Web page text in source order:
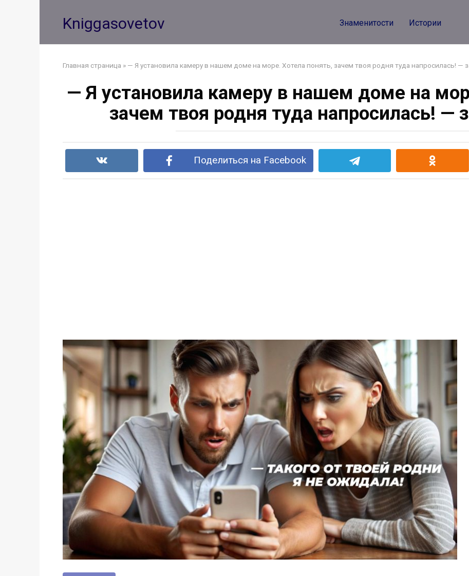
Kniggasovetov Знаменитости Истории
Главная страница » — Я установила камеру в нашем доме на море. Хотела понять, зачем твоя родня туда напросилась! —
— Я установила камеру в нашем доме на
зачем твоя родня туда напросилась! —
Поделиться на Facebook